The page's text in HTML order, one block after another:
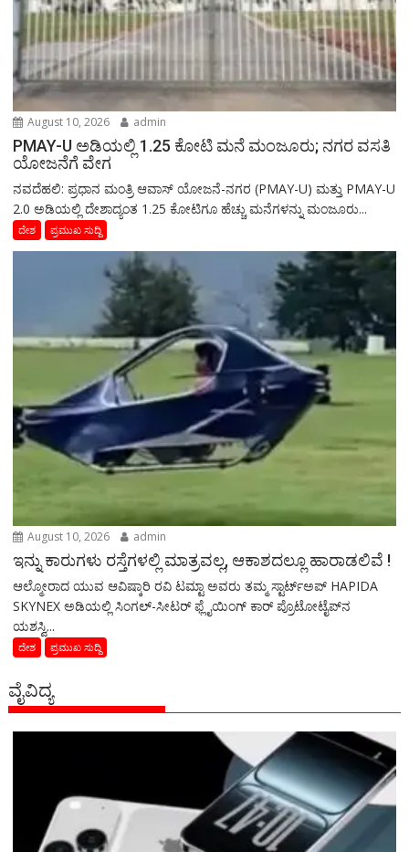
August 10, 2026 admin
PMAY-U ಅಡಿಯಲ್ಲಿ 1.25 ಕೋಟಿ ಮನೆ ಮಂಜೂರು; ನಗರ ವಸತಿ
ಯೋಜನೆಗೆ ವೇಗ
ನವದೆಹಲಿ: ಪ್ರಧಾನ ಮಂತ್ರಿ ಆವಾಸ್ ಯೋಜನೆ-ನಗರ (PMAY-U) ಮತ್ತು PMAY-U
2.0 ಅಡಿಯಲ್ಲಿ ದೇಶಾದ್ಯಂತ 1.25 ಕೋಟಿಗೂ ಹೆಚ್ಚು ಮನೆಗಳನ್ನು ಮಂಜೂರು...
ದೇಶ ಪ್ರಮುಖ ಸುದ್ದಿ
August 10, 2026 admin
ಇನ್ನು ಕಾರುಗಳು ರಸ್ತೆಗಳಲ್ಲಿ ಮಾತ್ರವಲ್ಲ, ಆಕಾಶದಲ್ಲೂ ಹಾರಾಡಲಿವೆ !
ಆಲ್ಮೋರಾದ ಯುವ ಆವಿಷ್ಕಾರಿ ರವಿ ಟಮ್ಟಾ ಅವರು ತಮ್ಮ ಸ್ಟಾರ್ಟ್ಅಪ್ HAPIDA
SKYNEX ಅಡಿಯಲ್ಲಿ ಸಿಂಗಲ್-ಸೀಟರ್ ಫ್ಲೈಯಿಂಗ್ ಕಾರ್ ಪ್ರೊಟೋಟೈಪ್‌ನ
ಯಶಸ್ವಿ...
ದೇಶ ಪ್ರಮುಖ ಸುದ್ದಿ
ವೈವಿದ್ಯ